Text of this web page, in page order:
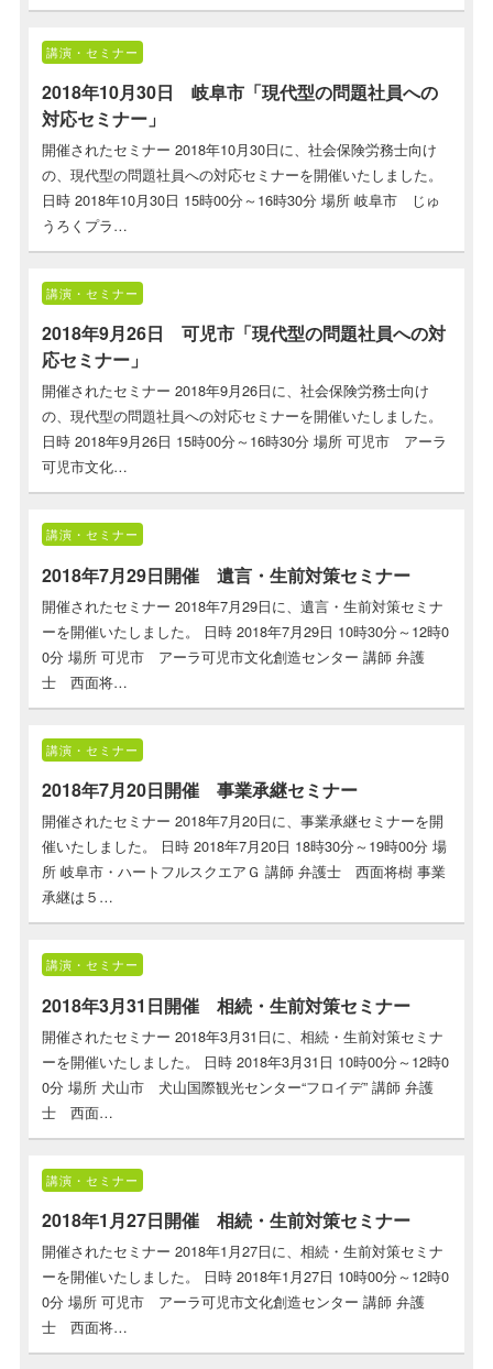
講演・セミナー
2018年10月30日 岐阜市「現代型の問題社員への
対応セミナー」
開催されたセミナー 2018年10月30日に、社会保険労務士向け
の、現代型の問題社員への対応セミナーを開催いたしました。
日時 2018年10月30日 15時00分～16時30分 場所 岐阜市 じゅ
うろくプラ…
講演・セミナー
2018年9月26日 可児市「現代型の問題社員への対
応セミナー」
開催されたセミナー 2018年9月26日に、社会保険労務士向け
の、現代型の問題社員への対応セミナーを開催いたしました。
日時 2018年9月26日 15時00分～16時30分 場所 可児市 アーラ
可児市文化…
講演・セミナー
2018年7月29日開催 遺言・生前対策セミナー
開催されたセミナー 2018年7月29日に、遺言・生前対策セミナ
ーを開催いたしました。 日時 2018年7月29日 10時30分～12時0
0分 場所 可児市 アーラ可児市文化創造センター 講師 弁護
士 西面将…
講演・セミナー
2018年7月20日開催 事業承継セミナー
開催されたセミナー 2018年7月20日に、事業承継セミナーを開
催いたしました。 日時 2018年7月20日 18時30分～19時00分 場
所 岐阜市・ハートフルスクエアＧ 講師 弁護士 西面将樹 事業
承継は５…
講演・セミナー
2018年3月31日開催 相続・生前対策セミナー
開催されたセミナー 2018年3月31日に、相続・生前対策セミナ
ーを開催いたしました。 日時 2018年3月31日 10時00分～12時0
0分 場所 犬山市 犬山国際観光センター“フロイデ” 講師 弁護
士 西面…
講演・セミナー
2018年1月27日開催 相続・生前対策セミナー
開催されたセミナー 2018年1月27日に、相続・生前対策セミナ
ーを開催いたしました。 日時 2018年1月27日 10時00分～12時0
0分 場所 可児市 アーラ可児市文化創造センター 講師 弁護
士 西面将…